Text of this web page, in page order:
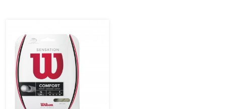
Besaitung
mit dieser Saite